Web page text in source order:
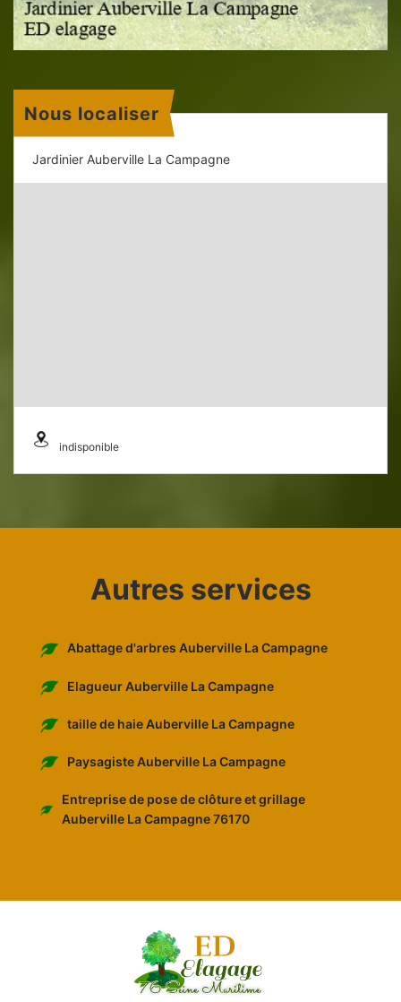
Nous localiser
Jardinier Auberville La Campagne
indisponible
Autres services
Abattage d'arbres Auberville La Campagne
Elagueur Auberville La Campagne
taille de haie Auberville La Campagne
Paysagiste Auberville La Campagne
Entreprise de pose de clôture et grillage
Auberville La Campagne 76170